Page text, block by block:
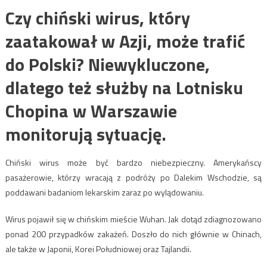
Czy chiński wirus, który
zaatakował w Azji, może trafić
do Polski? Niewykluczone,
dlatego też służby na Lotnisku
Chopina w Warszawie
monitorują sytuację.
Chiński wirus może być bardzo niebezpieczny. Amerykańscy
pasażerowie, którzy wracają z podróży po Dalekim Wschodzie, są
poddawani badaniom lekarskim zaraz po wylądowaniu.
Wirus pojawił się w chińskim mieście Wuhan. Jak dotąd zdiagnozowano
ponad 200 przypadków zakażeń. Doszło do nich głównie w Chinach,
ale także w Japonii, Korei Południowej oraz Tajlandii.